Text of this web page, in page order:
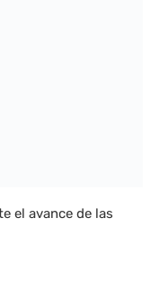
el avance de las